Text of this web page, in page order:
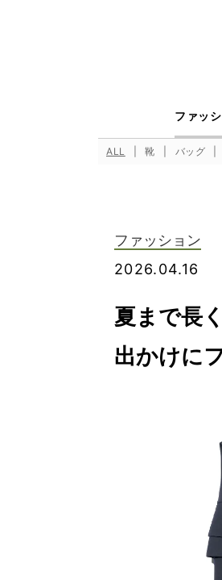
ファッ
ALL 靴 バッグ
ファッション
2026.04.16
夏まで長
出かけに